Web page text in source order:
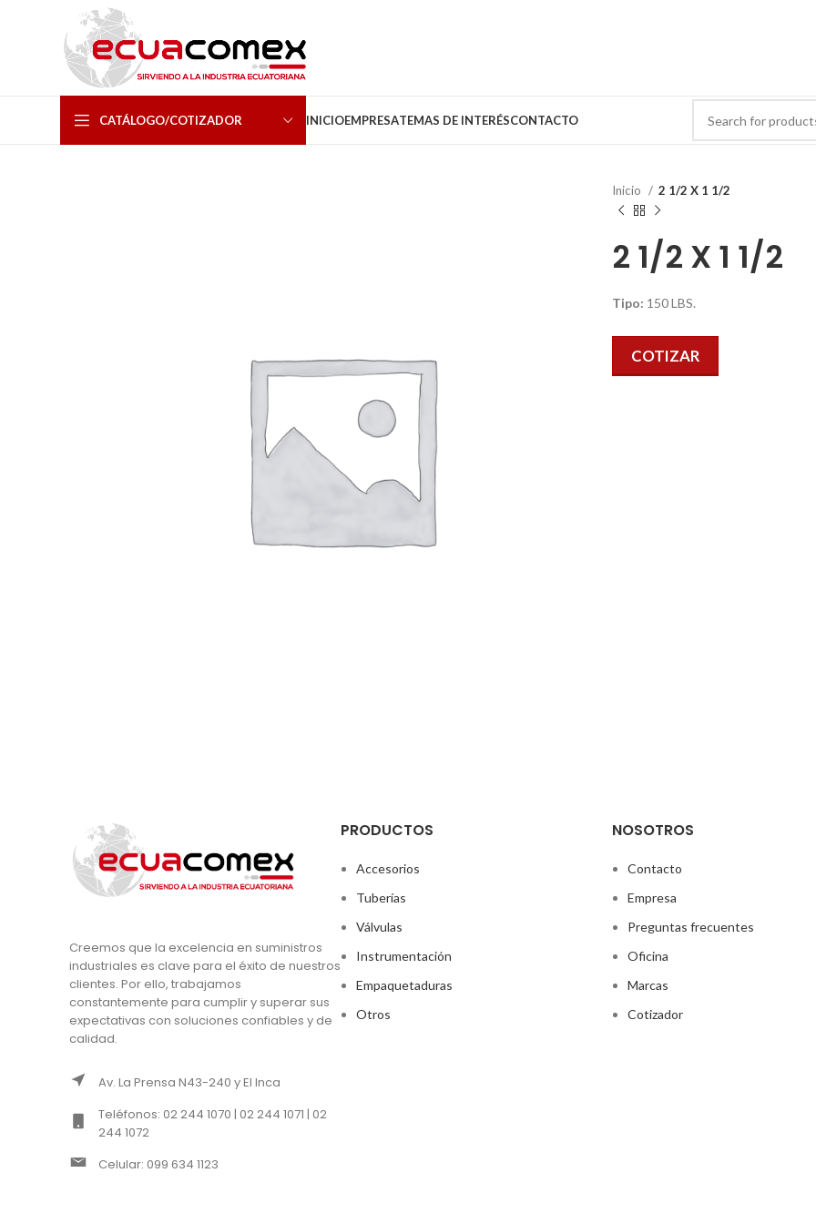
CATÁLOGO/COTIZADOR INICIOEMPRESATEMAS DE INTERÉSCONTACTO
Inicio 2 1/2 X 1 1/2
2 1/2 X 1 1/2
Tipo: 150 LBS.
COTIZAR
Creemos que la excelencia en suministros
industriales es clave para el éxito de nuestros
clientes. Por ello, trabajamos
constantemente para cumplir y superar sus
expectativas con soluciones confiables y de
calidad.
Av. La Prensa N43-240 y El Inca
Teléfonos: 02 244 1070 | 02 244 1071 | 02
244 1072
Celular: 099 634 1123
PRODUCTOS
Accesorios
Tuberías
Válvulas
Instrumentación
Empaquetaduras
Otros
NOSOTROS
Contacto
Empresa
Preguntas frecuentes
Oficina
Marcas
Cotizador